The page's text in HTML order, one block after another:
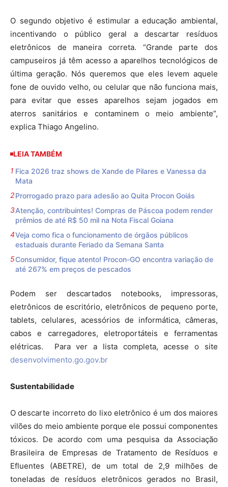
O segundo objetivo é estimular a educação ambiental,
incentivando o público geral a descartar resíduos
eletrônicos de maneira correta. “Grande parte dos
campuseiros já têm acesso a aparelhos tecnológicos de
última geração. Nós queremos que eles levem aquele
fone de ouvido velho, ou celular que não funciona mais,
para evitar que esses aparelhos sejam jogados em
aterros sanitários e contaminem o meio ambiente”,
explica Thiago Angelino.
LEIA TAMBÉM
Fica 2026 traz shows de Xande de Pilares e Vanessa da
Mata
Prorrogado prazo para adesão ao Quita Procon Goiás
Atenção, contribuintes! Compras de Páscoa podem render
prêmios de até R$ 50 mil na Nota Fiscal Goiana
Veja como fica o funcionamento de órgãos públicos
estaduais durante Feriado da Semana Santa
Consumidor, fique atento! Procon-GO encontra variação de
até 267% em preços de pescados
Podem ser descartados notebooks, impressoras,
eletrônicos de escritório, eletrônicos de pequeno porte,
tablets, celulares, acessórios de informática, câmeras,
cabos e carregadores, eletroportáteis e ferramentas
elétricas. Para ver a lista completa, acesse o site
desenvolvimento.go.gov.br
Sustentabilidade
O descarte incorreto do lixo eletrônico é um dos maiores
vilões do meio ambiente porque ele possui componentes
tóxicos. De acordo com uma pesquisa da Associação
Brasileira de Empresas de Tratamento de Resíduos e
Efluentes (ABETRE), de um total de 2,9 milhões de
toneladas de resíduos eletrônicos gerados no Brasil,